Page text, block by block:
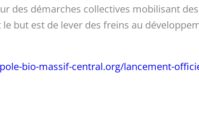
des démarches collectives mobilisant
but est de lever des freins au
bio-massif-central.org/lancement-